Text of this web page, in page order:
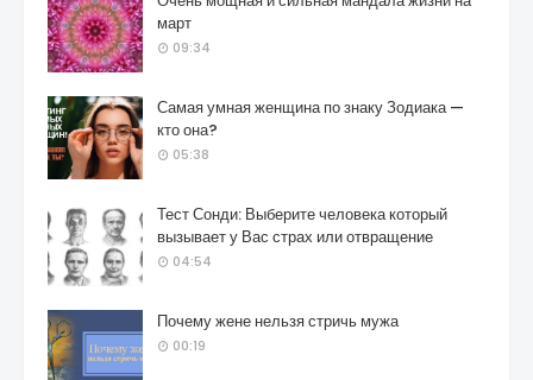
март
09:34
Самая умная женщина по знаку Зодиака —
кто она?
05:38
Тест Сонди: Выберите человека который
вызывает у Вас страх или отвращение
04:54
Почему жене нельзя стричь мужа
00:19